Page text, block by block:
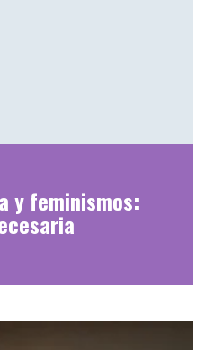
y feminismos: